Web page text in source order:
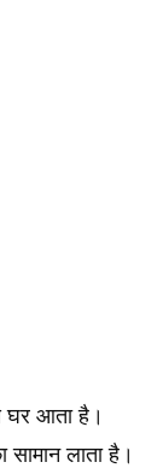
घर आता है।
लाता है।